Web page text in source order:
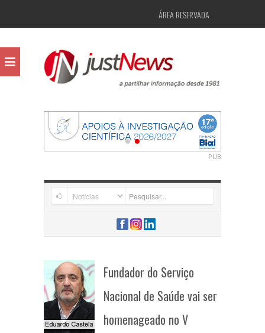
ÁREA RESERVADA
PUB
Fundador do Serviço
Nacional de Saúde vai ser
homenageado no V